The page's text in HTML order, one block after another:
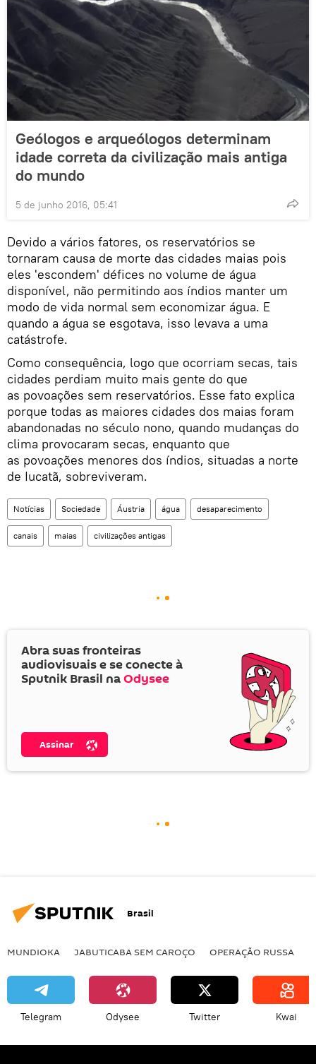
Geólogos e arqueólogos determinam
idade correta da civilização mais antiga
do mundo
5 de junho 2016, 05:41
Devido a vários fatores, os reservatórios se
tornaram causa de morte das cidades maias pois
eles 'escondem' défices no volume de água
disponível, não permitindo aos índios manter um
modo de vida normal sem economizar água. E
quando a água se esgotava, isso levava a uma
catástrofe.
Como consequência, logo que ocorriam secas, tais
cidades perdiam muito mais gente do que
as povoações sem reservatórios. Esse fato explica
porque todas as maiores cidades dos maias foram
abandonadas no século nono, quando mudanças do
clima provocaram secas, enquanto que
as povoações menores dos índios, situadas a norte
de Iucatã, sobreviveram.
Notícias Sociedade Áustria água desaparecimento
canais maias civilizações antigas
Abra suas fronteiras
audiovisuais e se conecte à
Sputnik Brasil naOdysee
Assinar
Brasil
MUNDIOKA JABUTICABA SEM CAROÇO OPERAÇÃO RUSSA
Telegram Odysee Twitter Kwai